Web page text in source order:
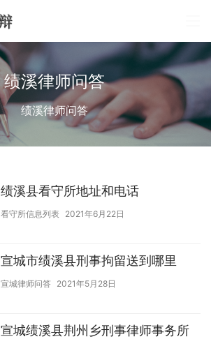
绩溪律师问答
绩溪律师问答
绩溪县看守所地址和电话
看守所信息列表 2021年6月22日
宣城市绩溪县刑事拘留送到哪里
宣城律师问答 2021年5月28日
宣城绩溪县荆州乡刑事律师事务所